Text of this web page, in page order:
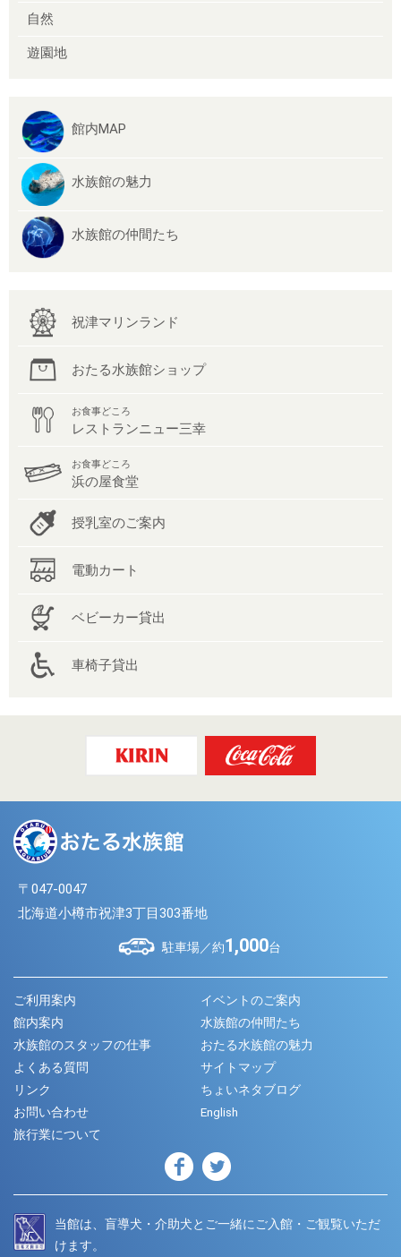
自然
遊園地
館内MAP
水族館の魅力
水族館の仲間たち
祝津マリンランド
おたる水族館ショップ
お食事どころ
レストランニュー三幸
お食事どころ
浜の屋食堂
授乳室のご案内
電動カート
ベビーカー貸出
車椅子貸出
〒047-0047
北海道小樽市祝津3丁目303番地
駐車場／約1,000台
ご利用案内
イベントのご案内
館内案内
水族館の仲間たち
水族館のスタッフの仕事
おたる水族館の魅力
よくある質問
サイトマップ
リンク
ちょいネタブログ
お問い合わせ
English
旅行業について
当館は、盲導犬・介助犬とご一緒にご入館・ご観覧いただ
けます。